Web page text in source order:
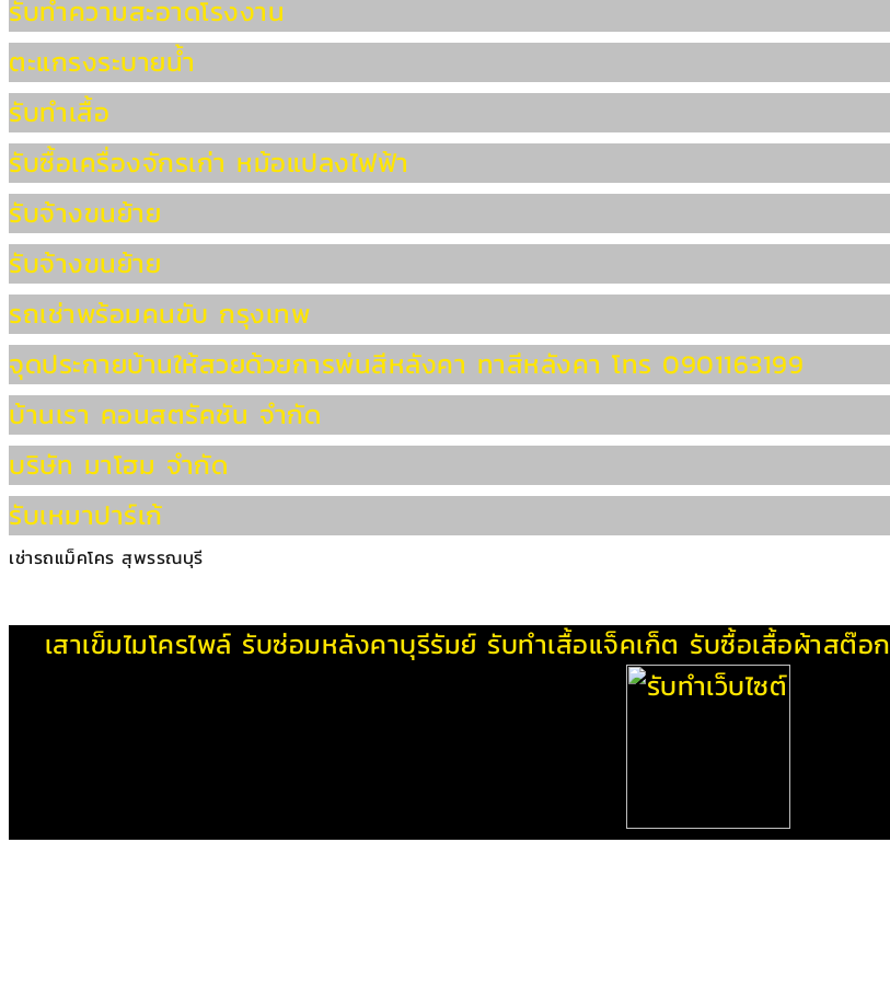
รับทำความสะอาดโรงงาน
ตะแกรงระบายน้ำ
รับทำเสื้อ
รับซื้อเครื่องจักรเก่า หม้อแปลงไฟฟ้า
รับจ้างขนย้าย
รับจ้างขนย้าย
รถเช่าพร้อมคนขับ กรุงเทพ
จุดประกายบ้านให้สวยด้วยการพ่นสีหลังคา ทาสีหลังคา โทร 0901163199
บ้านเรา คอนสตรัคชัน จำกัด
บริษัท มาโฮม จำกัด
รับเหมาปาร์เก้
เช่ารถแม็คโคร สุพรรณบุรี
เสาเข็มไมโครไพล์ รับซ่อมหลังคาบุรีรัมย์ รับทําเสื้อแจ็คเก็ต รับซื้อเสื้อผ้าสต๊อก